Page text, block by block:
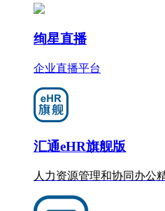
绚星直播
企业直播平台
汇通eHR旗舰版
人力资源管理和协同办公